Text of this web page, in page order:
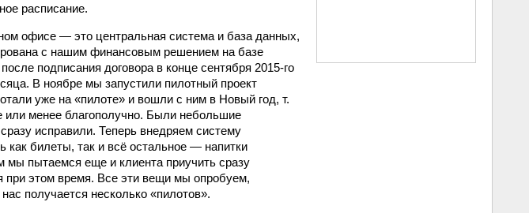
расписание.
офисе — это центральная система и база данных,
с нашим финансовым решением на базе
подписания договора в конце сентября 2015-го
В ноябре мы запустили пилотный проект
уже на «пилоте» и вошли с ним в Новый год, т.
или менее благополучно. Были небольшие
исправили. Теперь внедряем систему
как билеты, так и всё остальное — напитки
мы пытаемся еще и клиента приучить сразу
при этом время. Все эти вещи мы опробуем,
получается несколько «пилотов».